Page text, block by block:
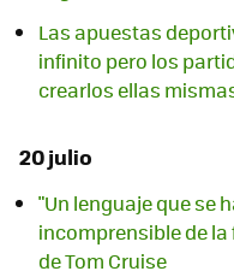
Las apuestas
infinito pero los
crearlos ellas
20 julio
"Un lenguaje que se
incomprensible de
de Tom Cruise